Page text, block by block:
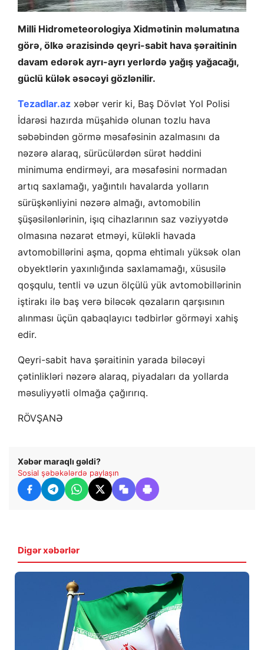
Milli Hidrometeorologiya Xidmətinin məlumatına
görə, ölkə ərazisində qeyri-sabit hava şəraitinin
davam edərək ayrı-ayrı yerlərdə yağış yağacağı,
güclü külək əsəcəyi gözlənilir.
Tezadlar.az xəbər verir ki, Baş Dövlət Yol Polisi
İdarəsi hazırda müşahidə olunan tozlu hava
səbəbindən görmə məsafəsinin azalmasını da
nəzərə alaraq, sürücülərdən sürət həddini
minimuma endirməyi, ara məsafəsini normadan
artıq saxlamağı, yağıntılı havalarda yolların
sürüşkənliyini nəzərə almağı, avtomobilin
şüşəsilənlərinin, işıq cihazlarının saz vəziyyətdə
olmasına nəzarət etməyi, küləkli havada
avtomobillərini aşma, qopma ehtimalı yüksək olan
obyektlərin yaxınlığında saxlamamağı, xüsusilə
qoşqulu, tentli və uzun ölçülü yük avtomobillərinin
iştirakı ilə baş verə biləcək qəzaların qarşısının
alınması üçün qabaqlayıcı tədbirlər görməyi xahiş
edir.
Qeyri-sabit hava şəraitinin yarada biləcəyi
çətinlikləri nəzərə alaraq, piyadaları da yollarda
məsuliyyətli olmağa çağırırıq.
RÖVŞANƏ
Xəbər maraqlı gəldi?
Sosial şəbəkələrdə paylaşın
Digər xəbərlər